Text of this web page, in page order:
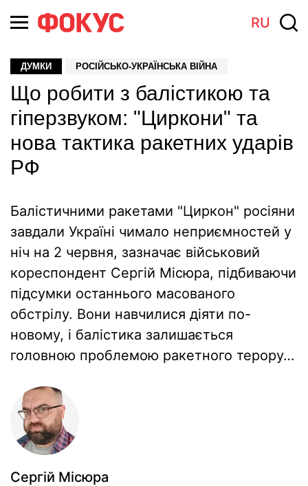
RU
ДУМКИ РОСІЙСЬКО-УКРАЇНСЬКА ВІЙНА
Що робити з балістикою та
гіперзвуком: "Циркони" та
нова тактика ракетних ударів
РФ
Балістичними ракетами "Циркон" росіяни
завдали Україні чимало неприємностей у
ніч на 2 червня, зазначає військовий
кореспондент Сергій Місюра, підбиваючи
підсумки останнього масованого
обстрілу. Вони навчилися діяти по-
новому, і балістика залишається
головною проблемою ракетного терору…
Сергiй Мiсюра